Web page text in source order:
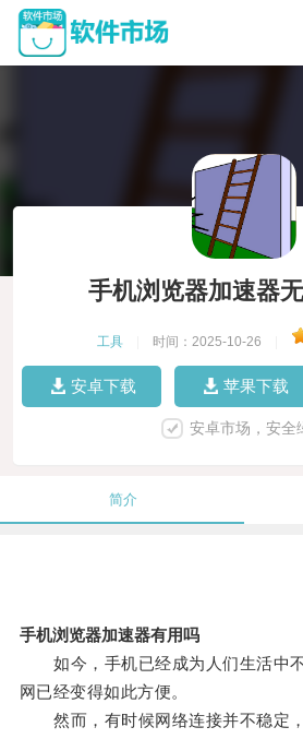
手机浏览器加速器
工具 时间：2025-10-26
安卓下载 苹果下载
安卓市场，安全
简介
手机浏览器加速器有用吗
如今，手机已经成为人们生活中不
网已经变得如此方便。
然而，有时候网络连接并不稳定